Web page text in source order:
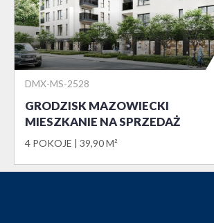
DMX-MS-2528
GRODZISK MAZOWIECKI
MIESZKANIE NA SPRZEDAŻ
4 POKOJE 39,90 M²